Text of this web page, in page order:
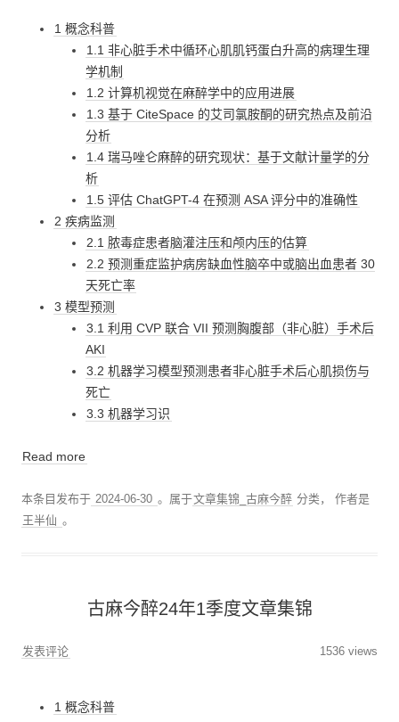
1 概念科普
1.1 非心脏手术中循环心肌肌钙蛋白升高的病理生理
学机制
1.2 计算机视觉在麻醉学中的应用进展
1.3 基于 CiteSpace 的艾司氯胺酮的研究热点及前沿
分析
1.4 瑞马唑仑麻醉的研究现状：基于文献计量学的分
析
1.5 评估 ChatGPT-4 在预测 ASA 评分中的准确性
2 疾病监测
2.1 脓毒症患者脑灌注压和颅内压的估算
2.2 预测重症监护病房缺血性脑卒中或脑出血患者 30
天死亡率
3 模型预测
3.1 利用 CVP 联合 VII 预测胸腹部（非心脏）手术后
AKI
3.2 机器学习模型预测患者非心脏手术后心肌损伤与
死亡
3.3 机器学习识
Read more
本条目发布于 2024-06-30 。属于文章集锦_古麻今醉 分类，作者是
王半仙 。
古麻今醉24年1季度文章集锦
发表评论 1536 views
1 概念科普